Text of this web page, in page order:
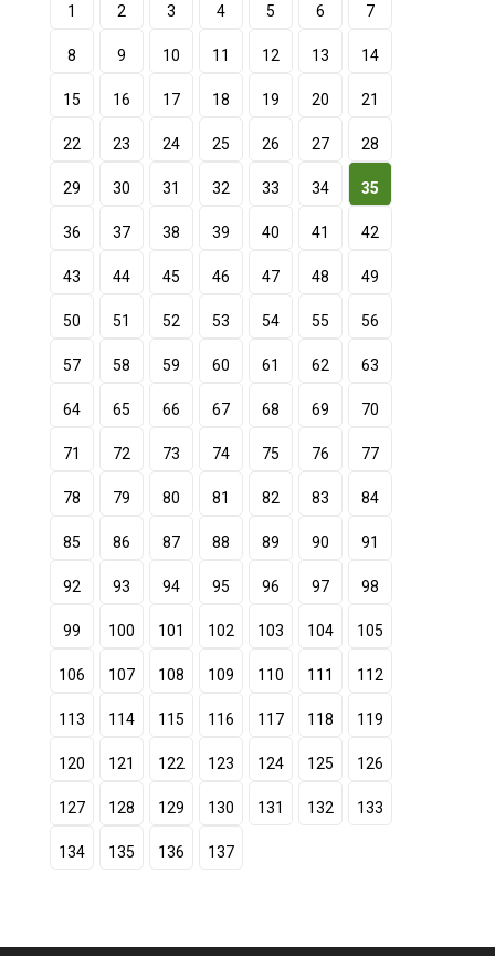
1 2 3 4 5 6 7
8 9 10 11 12 13 14
15 16 17 18 19 20 21
22 23 24 25 26 27 28
29 30 31 32 33 34 35
36 37 38 39 40 41 42
43 44 45 46 47 48 49
50 51 52 53 54 55 56
57 58 59 60 61 62 63
64 65 66 67 68 69 70
71 72 73 74 75 76 77
78 79 80 81 82 83 84
85 86 87 88 89 90 91
92 93 94 95 96 97 98
99 100 101 102 103 104 105
106 107 108 109 110 111 112
113 114 115 116 117 118 119
120 121 122 123 124 125 126
127 128 129 130 131 132 133
134 135 136 137